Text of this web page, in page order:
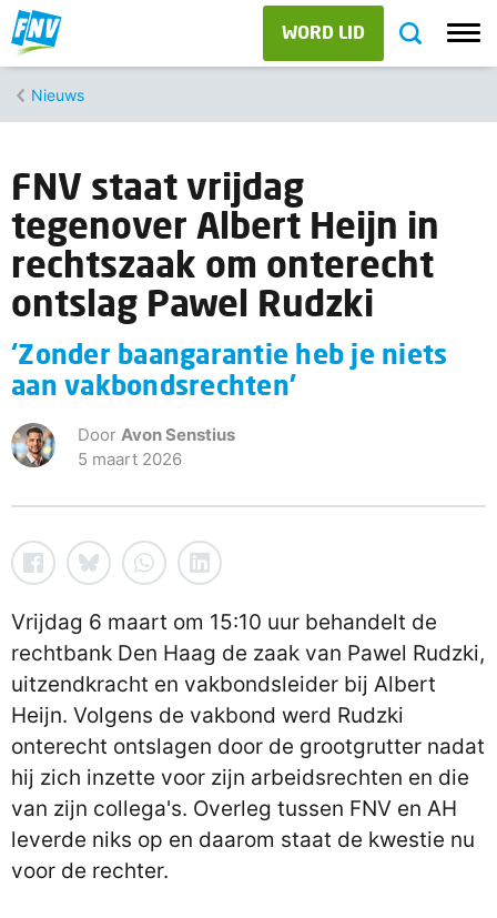
WORD LID
Nieuws
FNV staat vrijdag
tegenover Albert Heijn in
rechtszaak om onterecht
ontslag Pawel Rudzki
‘Zonder baangarantie heb je niets
aan vakbondsrechten’
Door Avon Senstius
5 maart 2026
Vrijdag 6 maart om 15:10 uur behandelt de
rechtbank Den Haag de zaak van Pawel Rudzki,
uitzendkracht en vakbondsleider bij Albert
Heijn. Volgens de vakbond werd Rudzki
onterecht ontslagen door de grootgrutter nadat
hij zich inzette voor zijn arbeidsrechten en die
van zijn collega's. Overleg tussen FNV en AH
leverde niks op en daarom staat de kwestie nu
voor de rechter.